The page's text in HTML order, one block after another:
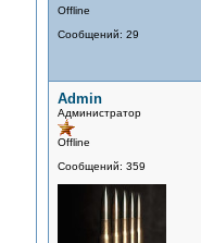
Offline
Сообщений: 29
Admin
Администратор
Offline
Сообщений: 359